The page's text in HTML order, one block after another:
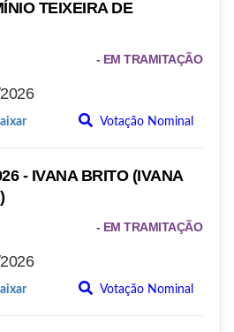
TEIXEIRA DE
- EM TRAMITAÇÃO
Votação Nominal
- IVANA BRITO (IVANA
- EM TRAMITAÇÃO
Votação Nominal